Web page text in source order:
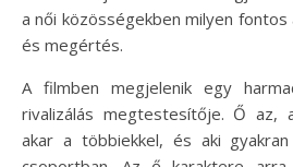
a női közösségekben milyen
és megértés.
A filmben megjelenik egy
rivalizálás megtestesítője. Ő az,
akar a többiekkel, és aki